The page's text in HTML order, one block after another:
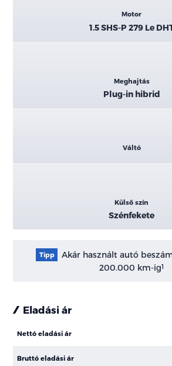
Motor
1.5 SHS-P 279 Le
Meghajtás
Plug-in hibrid
Váltó
Külső szín
Szénfekete
Tipp
Akár használt autó
200.000 km-ig1
Eladási ár
Nettó eladási ár
Bruttó eladási ár